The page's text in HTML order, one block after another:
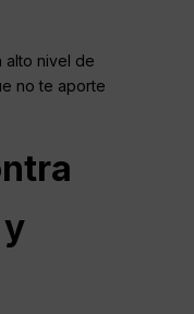
alto nivel de
no te aporte